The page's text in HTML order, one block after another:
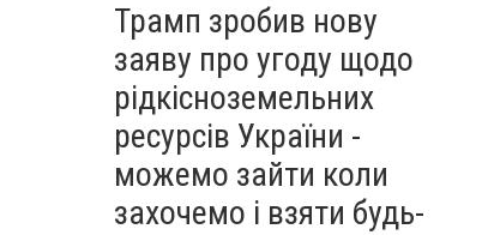
Трамп зробив нову
заяву про угоду щодо
рідкісноземельних
ресурсів України -
можемо зайти коли
захочемо і взяти будь-